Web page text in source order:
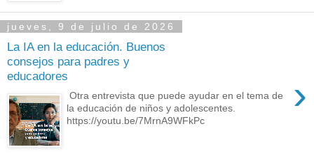
jueves, 9 de julio de 2026
La IA en la educación. Buenos
consejos para padres y
educadores
›
Otra entrevista que puede ayudar en el tema de
la educación de niños y adolescentes.
https://youtu.be/7MrnA9WFkPc